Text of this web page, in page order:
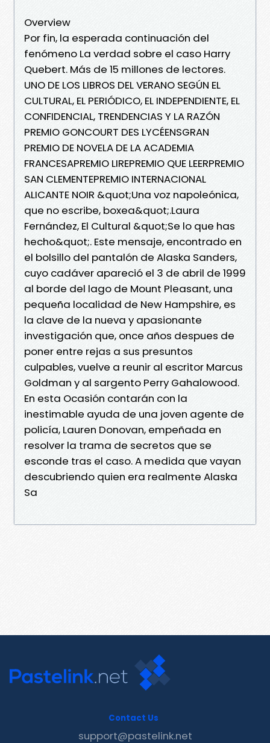
Overview
Por fin, la esperada continuación del
fenómeno La verdad sobre el caso Harry
Quebert. Más de 15 millones de lectores.
UNO DE LOS LIBROS DEL VERANO SEGÚN EL
CULTURAL, EL PERIÓDICO, EL INDEPENDIENTE, EL
CONFIDENCIAL, TRENDENCIAS Y LA RAZÓN
PREMIO GONCOURT DES LYCÉENSGRAN
PREMIO DE NOVELA DE LA ACADEMIA
FRANCESAPREMIO LIREPREMIO QUE LEERPREMIO
SAN CLEMENTEPREMIO INTERNACIONAL
ALICANTE NOIR &quot;Una voz napoleónica,
que no escribe, boxea&quot;.Laura
Fernández, El Cultural &quot;Se lo que has
hecho&quot;. Este mensaje, encontrado en
el bolsillo del pantalón de Alaska Sanders,
cuyo cadáver apareció el 3 de abril de 1999
al borde del lago de Mount Pleasant, una
pequeña localidad de New Hampshire, es
la clave de la nueva y apasionante
investigación que, once años despues de
poner entre rejas a sus presuntos
culpables, vuelve a reunir al escritor Marcus
Goldman y al sargento Perry Gahalowood.
En esta Ocasión contarán con la
inestimable ayuda de una joven agente de
policía, Lauren Donovan, empeñada en
resolver la trama de secretos que se
esconde tras el caso. A medida que vayan
descubriendo quien era realmente Alaska
Sa
Contact Us
support@pastelink.net